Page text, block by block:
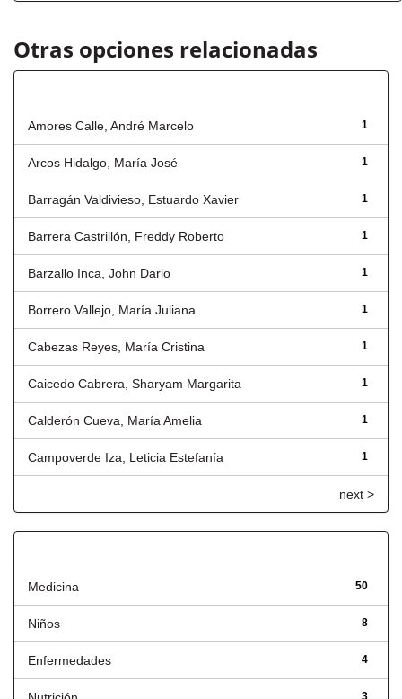
Otras opciones relacionadas
1
Amores Calle, André Marcelo
1
Arcos Hidalgo, María José
1
Barragán Valdivieso, Estuardo Xavier
1
Barrera Castrillón, Freddy Roberto
1
Barzallo Inca, John Dario
1
Borrero Vallejo, María Juliana
1
Cabezas Reyes, María Cristina
1
Caicedo Cabrera, Sharyam Margarita
1
Calderón Cueva, María Amelia
1
Campoverde Iza, Leticia Estefanía
next >
50
Medicina
8
Niños
4
Enfermedades
3